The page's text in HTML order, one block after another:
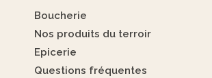
Boucherie
Nos produits du terroir
Epicerie
Questions fréquentes